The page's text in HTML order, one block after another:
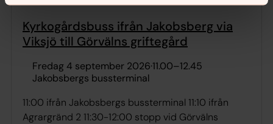
Kyrkogårdsbuss ifrån Jakobsberg via
Viksjö till Görvälns griftegård
fredag 4 september 2026·11.00–12.45
Jakobsbergs bussterminal
11:00 ifrån Jakobsbergs bussterminal 11:10 ifrån
Agrargränd 2 11:30-12:00 stopp vid Görvälns